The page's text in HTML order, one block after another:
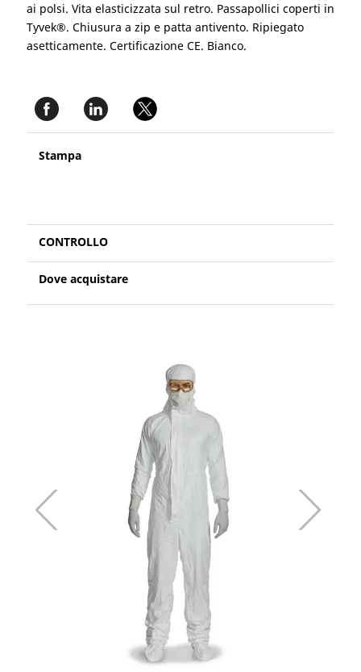
ai polsi. Vita elasticizzata sul retro. Passapollici coperti in
Tyvek®. Chiusura a zip e patta antivento. Ripiegato
asetticamente. Certificazione CE. Bianco.
Stampa
CONTROLLO
Dove acquistare